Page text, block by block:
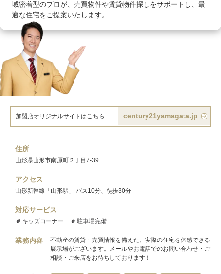
域密着型のプロが、売買物件や賃貸物件探しをサポートし、最
適な住宅をご提案いたします。
加盟店オリジナルサイトはこちら century21yamagata.jp
住所
山形県山形市南原町２丁目7-39
アクセス
山形新幹線「山形駅」 バス10分、徒歩30分
対応サービス
キッズコーナー 駐車場完備
業務内容
不動産の賃貸・売買情報を備えた、実際の住宅を体感できる
展示場がございます。メールやお電話でのお問い合わせ・ご
相談・ご来店をお待ちしております！